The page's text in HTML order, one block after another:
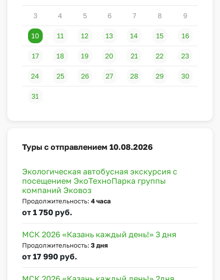
3 4 5 6 7 8 9
10 11 12 13 14 15 16
17 18 19 20 21 22 23
24 25 26 27 28 29 30
31
Туры с отправлением 10.08.2026
Экологическая автобусная экскурсия с
посещением ЭкоТехноПарка группы
компаний Эковоз
Продолжительность: 4 часа
от 1 750 руб.
МСК 2026 «Казань каждый день!» 3 дня
Продолжительность: 3 дня
от 17 990 руб.